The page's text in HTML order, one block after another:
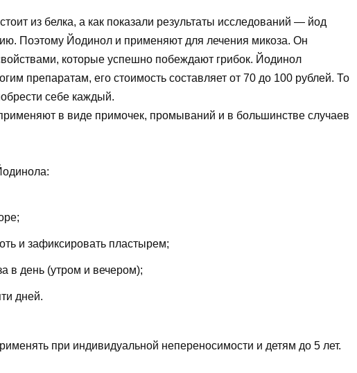
из белка, а как показали результаты исследований — йод
Поэтому Йодинол и применяют для лечения микоза. Он
которые успешно побеждают грибок. Йодинол
препаратам, его стоимость составляет от 70 до 100 рублей. То
себе каждый.
в виде примочек, промываний и в большинстве случаев
и зафиксировать пластырем;
в день (утром и вечером);
дней.
при индивидуальной непереносимости и детям до 5 лет.